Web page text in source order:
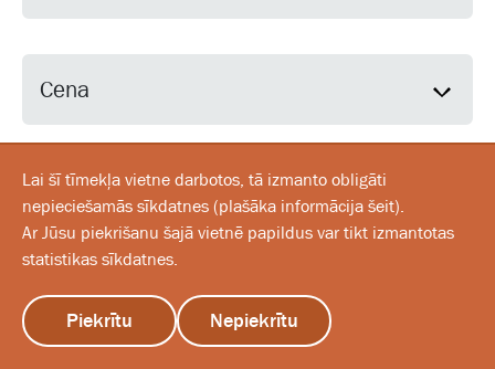
izvēlne sākums
Cena
Orientēšanās spēle "Sveiks, kaimiņ!'"
Lai labāk iepazītu pili, tās salonus un tajos esošos
priekšmetus, pēc atsevišķiem fotogrāfiju gabaliņiem
Lai šī tīmekļa vietne darbotos, tā izmanto obligāti
nepieciešamās sīkdatnes (plašāka informācija šeit).
Ar Jūsu piekrišanu šajā vietnē papildus var tikt izmantotas
statistikas sīkdatnes.
Piekrītu Nepiekrītu